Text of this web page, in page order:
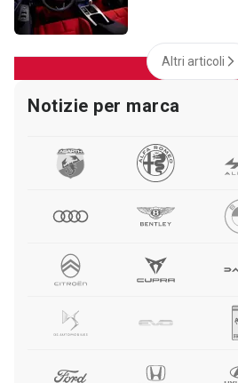
Altri articoli
Notizie per marca